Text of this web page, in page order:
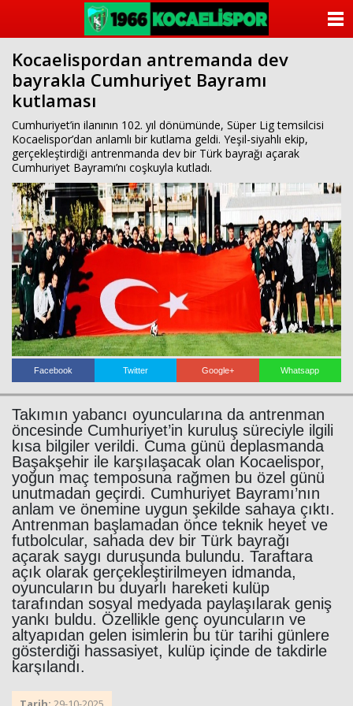
Kocaelispordan antremanda dev
bayrakla Cumhuriyet Bayramı
kutlaması
Cumhuriyet’in ilanının 102. yıl dönümünde, Süper Lig temsilcisi
Kocaelispor’dan anlamlı bir kutlama geldi. Yeşil-siyahlı ekip,
gerçekleştirdiği antrenmanda dev bir Türk bayrağı açarak
Cumhuriyet Bayramı’nı coşkuyla kutladı.
Facebook Twitter Google+ Whatsapp
Takımın yabancı oyuncularına da antrenman
öncesinde Cumhuriyet’in kuruluş süreciyle ilgili
kısa bilgiler verildi. Cuma günü deplasmanda
Başakşehir ile karşılaşacak olan Kocaelispor,
yoğun maç temposuna rağmen bu özel günü
unutmadan geçirdi. Cumhuriyet Bayramı’nın
anlam ve önemine uygun şekilde sahaya çıktı.
Antrenman başlamadan önce teknik heyet ve
futbolcular, sahada dev bir Türk bayrağı
açarak saygı duruşunda bulundu. Taraftara
açık olarak gerçekleştirilmeyen idmanda,
oyuncuların bu duyarlı hareketi kulüp
tarafından sosyal medyada paylaşılarak geniş
yankı buldu. Özellikle genç oyuncuların ve
altyapıdan gelen isimlerin bu tür tarihi günlere
gösterdiği hassasiyet, kulüp içinde de takdirle
karşılandı.
ANASAYFA
KATEGORİLER
ANKETLER
VİDEO GALERİ
KÜNYE
İLETİŞİM
Haberin Doğru Adresi.